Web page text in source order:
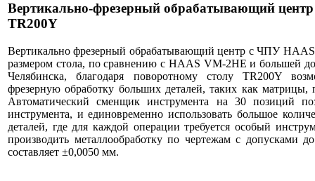
Вертикально-фрезерный обрабатывающий
TR200Y
Вертикально фрезерный обрабатывающий центр с ЧПУ
размером стола, по сравнению с HAAS VM-2HE и большей
Челябинска, благодаря поворотному столу TR200Y
фрезерную обработку больших деталей, таких как матрицы,
Автоматический сменщик инструмента на 30 позиций
инструмента, и единовременно использовать большое
деталей, где для каждой операции требуется особый
производить металлообработку по чертежам с допусками
составляет ±0,0050 мм.